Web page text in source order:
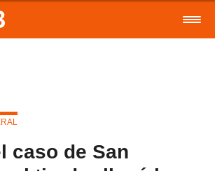
caso de San